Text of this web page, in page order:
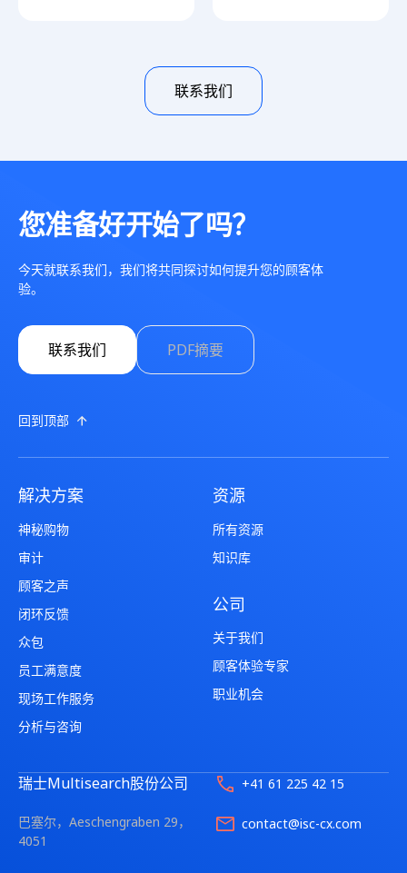
联系我们
您准备好开始了吗？
今天就联系我们，我们将共同探讨如何提升您的顾客体
验。
联系我们 PDF摘要
回到顶部
瑞士Multisearch股份公司
巴塞尔，Aeschengraben 29，
4051
+41 61 225 42 15
contact@isc-cx.com
解决方案
神秘购物
审计
顾客之声
闭环反馈
众包
员工满意度
现场工作服务
分析与咨询
资源
所有资源
知识库
公司
关于我们
顾客体验专家
职业机会